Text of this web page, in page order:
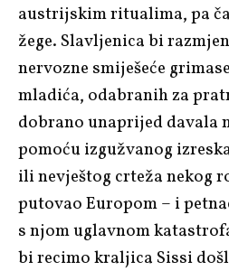
austrijskim ritualima, pa
žege. Slavljenica bi
nervozne smiješeće
mladića, odabranih za
dobrano unaprijed davala
pomoću izgužvanog
ili nevještog crteža nekog
putovao Europom – i
s njom uglavnom
bi recimo kraljica Sissi